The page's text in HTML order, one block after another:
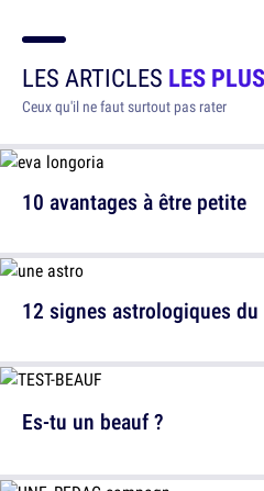
LES ARTICLES LES
Ceux qu'il ne faut surtout pas rater
10 avantages à être petite
12 signes astrologiques
Es-tu un beauf ?